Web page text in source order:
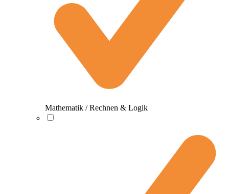
Mathematik / Rechnen & Logik